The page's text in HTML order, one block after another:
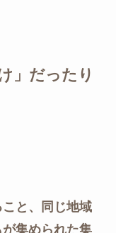
」だったり
と、同じ地域
集められた集